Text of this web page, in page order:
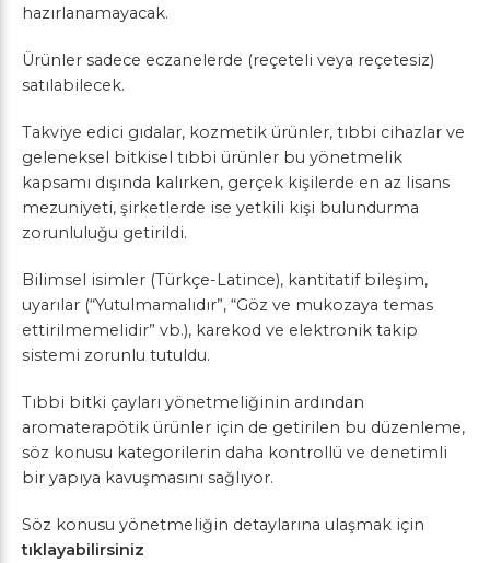
hazırlanamayacak.
Ürünler sadece eczanelerde (reçeteli veya reçetesiz)
satılabilecek.
Takviye edici gıdalar, kozmetik ürünler, tıbbi cihazlar ve
geleneksel bitkisel tıbbi ürünler bu yönetmelik
kapsamı dışında kalırken, gerçek kişilerde en az lisans
mezuniyeti, şirketlerde ise yetkili kişi bulundurma
zorunluluğu getirildi.
Bilimsel isimler (Türkçe-Latince), kantitatif bileşim,
uyarılar (“Yutulmamalıdır”, “Göz ve mukozaya temas
ettirilmemelidir” vb.), karekod ve elektronik takip
sistemi zorunlu tutuldu.
Tıbbi bitki çayları yönetmeliğinin ardından
aromaterapötik ürünler için de getirilen bu düzenleme,
söz konusu kategorilerin daha kontrollü ve denetimli
bir yapıya kavuşmasını sağlıyor.
Söz konusu yönetmeliğin detaylarına ulaşmak için
tıklayabilirsiniz